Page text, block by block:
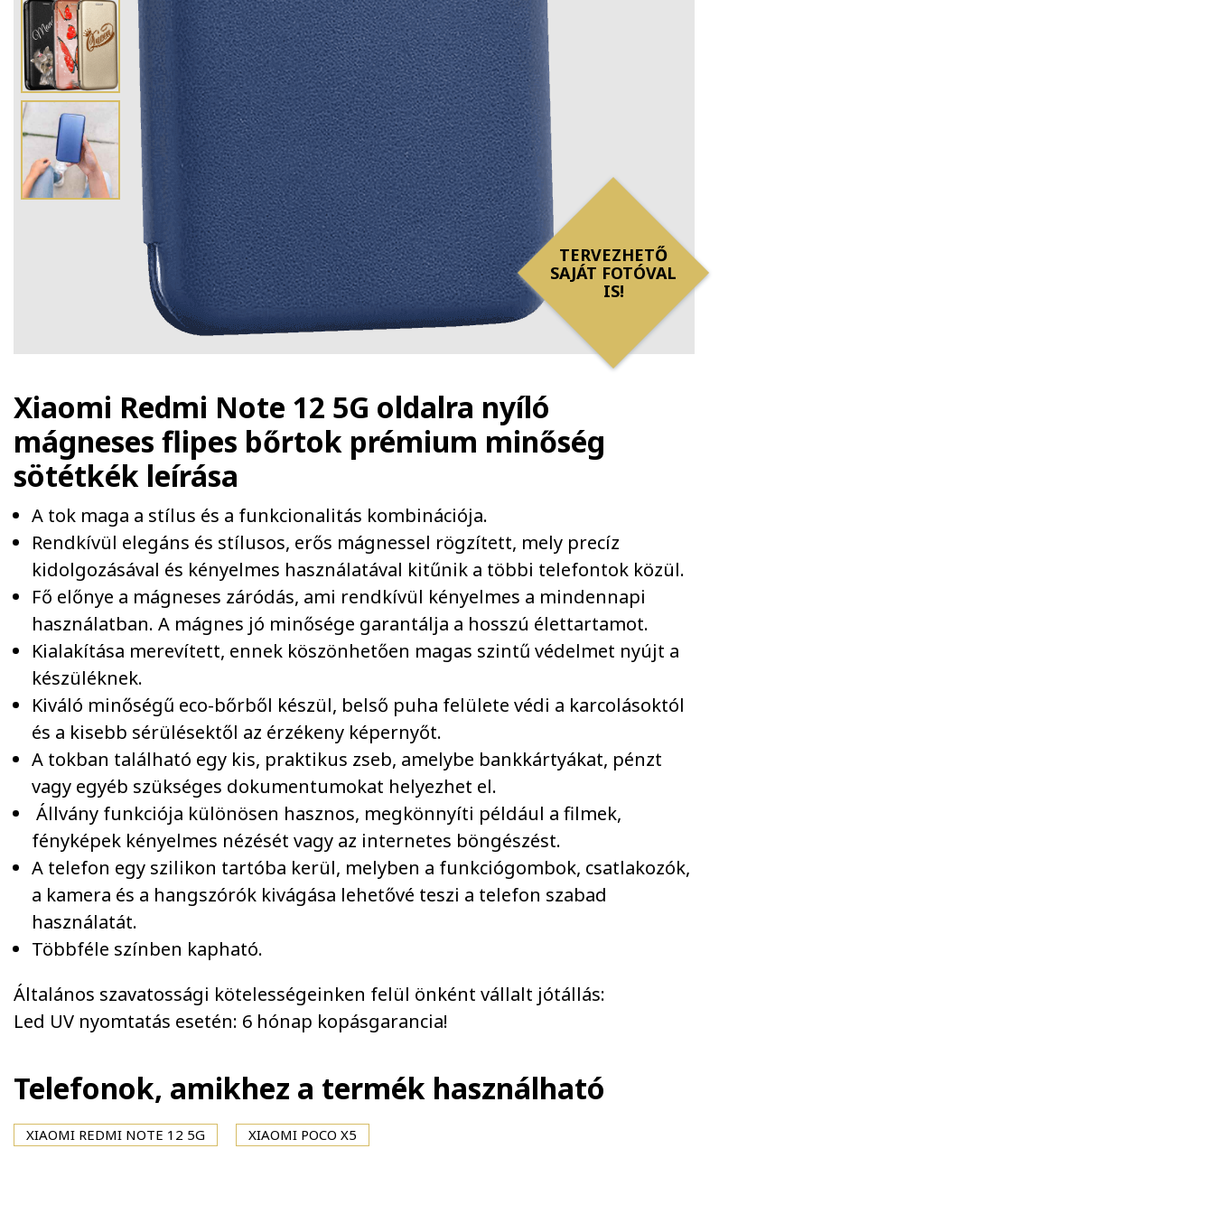
TERVEZHETŐ
SAJÁT FOTÓVAL
IS!
Xiaomi Redmi Note 12 5G oldalra nyíló
mágneses flipes bőrtok prémium minőség
sötétkék leírása
A tok maga a stílus és a funkcionalitás kombinációja.
Rendkívül elegáns és stílusos, erős mágnessel rögzített, mely precíz
kidolgozásával és kényelmes használatával kitűnik a többi telefontok közül.
Fő előnye a mágneses záródás, ami rendkívül kényelmes a mindennapi
használatban. A mágnes jó minősége garantálja a hosszú élettartamot.
Kialakítása merevített, ennek köszönhetően magas szintű védelmet nyújt a
készüléknek.
Kiváló minőségű eco-bőrből készül, belső puha felülete védi a karcolásoktól
és a kisebb sérülésektől az érzékeny képernyőt.
A tokban található egy kis, praktikus zseb, amelybe bankkártyákat, pénzt
vagy egyéb szükséges dokumentumokat helyezhet el.
Állvány funkciója különösen hasznos, megkönnyíti például a filmek,
fényképek kényelmes nézését vagy az internetes böngészést.
A telefon egy szilikon tartóba kerül, melyben a funkciógombok, csatlakozók,
a kamera és a hangszórók kivágása lehetővé teszi a telefon szabad
használatát.
Többféle színben kapható.
Általános szavatossági kötelességeinken felül önként vállalt jótállás:
Led UV nyomtatás esetén: 6 hónap kopásgarancia!
Telefonok, amikhez a termék használható
XIAOMI REDMI NOTE 12 5G XIAOMI POCO X5